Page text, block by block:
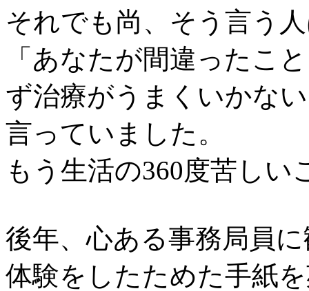
それでも尚、そう言う
「あなたが間違ったこ
ず治療がうまくいかな
言っていました。
もう生活の360度苦し
後年、心ある事務局員
体験をしたためた手紙